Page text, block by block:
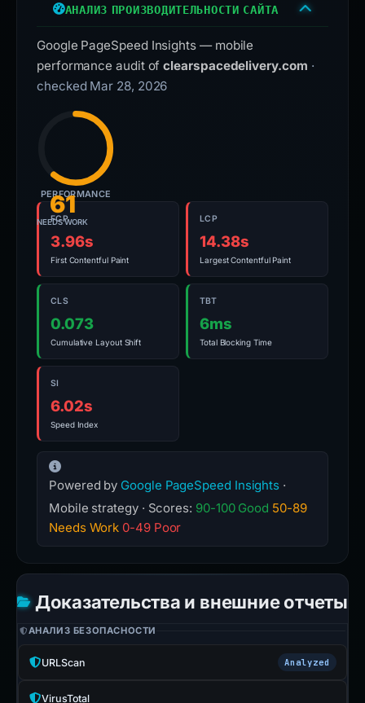
АНАЛИЗ ПРОИЗВОДИТЕЛЬНОСТИ САЙТА
Google PageSpeed Insights — mobile
performance audit ofclearspacedelivery.com ·
checked Mar 28, 2026
61
NEEDS WORK
PERFORMANCE
FCP
3.96s
First Contentful Paint
LCP
14.38s
Largest Contentful Paint
CLS
0.073
Cumulative Layout Shift
TBT
6ms
Total Blocking Time
SI
6.02s
Speed Index
Powered by Google PageSpeed Insights ·
Mobile strategy · Scores: 90-100 Good 50-89
Needs Work 0-49 Poor
Доказательства и внешние отчеты
АНАЛИЗ БЕЗОПАСНОСТИ
URLScan Analyzed
VirusTotal